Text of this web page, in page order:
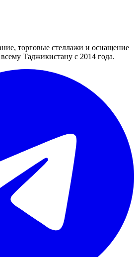
торговые стеллажи и оснащение
Таджикистану с 2014 года.